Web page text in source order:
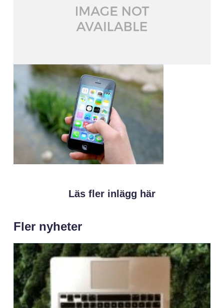
Läs fler inlägg här
Fler nyheter